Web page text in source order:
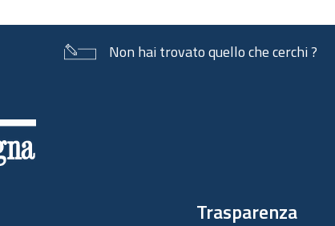
Non hai trovato quello che cerchi ?
Trasparenza